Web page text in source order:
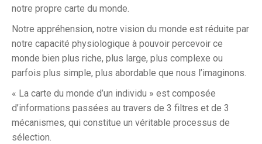
notre propre carte du monde.
Notre appréhension, notre vision du monde est réduite par
notre capacité physiologique à pouvoir percevoir ce
monde bien plus riche, plus large, plus complexe ou
parfois plus simple, plus abordable que nous l’imaginons.
« La carte du monde d’un individu » est composée
d’informations passées au travers de 3 filtres et de 3
mécanismes, qui constitue un véritable processus de
sélection.